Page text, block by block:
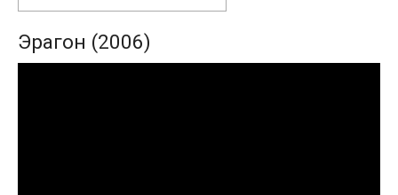
Эрагон (2006)